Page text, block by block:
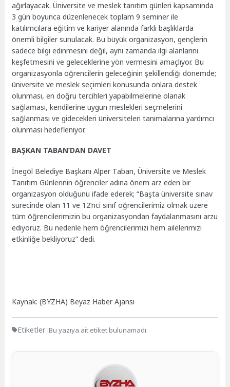
ağırlayacak. Üniversite ve meslek tanıtım günleri kapsamında
3 gün boyunca düzenlenecek toplam 9 seminer ile
katılımcılara eğitim ve kariyer alanında farklı başlıklarda
önemli bilgiler sunulacak. Bu büyük organizasyon, gençlerin
sadece bilgi edinmesini değil, aynı zamanda ilgi alanlarını
keşfetmesini ve geleceklerine yön vermesini amaçlıyor. Bu
organizasyonla öğrencilerin geleceğinin şekillendiği dönemde;
üniversite ve meslek seçimleri konusunda onlara destek
olunması, en doğru tercihleri yapabilmelerine olanak
sağlaması, kendilerine uygun meslekleri seçmelerini
sağlanması ve gidecekleri üniversiteleri tanımalarına yardımcı
olunması hedefleniyor.
BAŞKAN TABAN’DAN DAVET
İnegöl Belediye Başkanı Alper Taban, Üniversite ve Meslek
Tanıtım Günlerinin öğrenciler adına önem arz eden bir
organizasyon olduğunu ifade ederek; “Başta üniversite sınav
sürecinde olan 11 ve 12’nci sınıf öğrencilerimiz olmak üzere
tüm öğrencilerimizin bu organizasyondan faydalanmasını arzu
ediyoruz. Bu nedenle hem öğrencilerimizi hem ailelerimizi
etkinliğe bekliyoruz” dedi.
Kaynak: (BYZHA) Beyaz Haber Ajansı
Etiketler :Bu yazıya ait etiket bulunamadı.